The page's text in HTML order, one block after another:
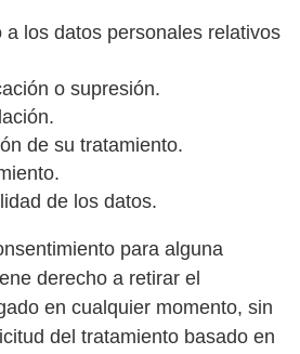
a los datos personales relativos
o supresión.
de su tratamiento.
de los datos.
para alguna
derecho a retirar el
en cualquier momento, sin
del tratamiento basado en